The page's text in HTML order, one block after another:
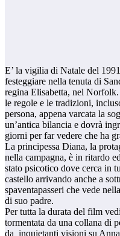
E’ la vigilia di Natale del
festeggiare nella tenuta di
regina Elisabetta, nel
le regole e le tradizioni,
persona, appena varcata la
un’antica bilancia e dovrà
giorni per far vedere che ha
La principessa Diana, la
nella campagna, è in ritardo
stato psicotico dove cerca in
castello arrivando anche a
spaventapasseri che vede
di suo padre.
Per tutta la durata del film
tormentata da una collana di
da inquietanti visioni su